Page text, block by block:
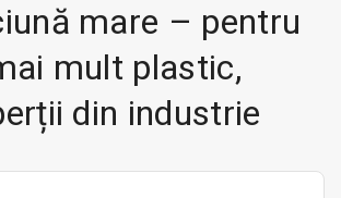
mare – pentru
mult plastic,
din industrie